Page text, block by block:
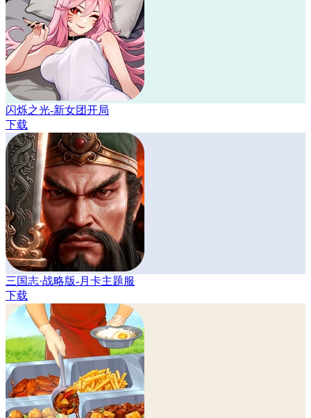
闪烁之光-新女团开局
下载
三国志·战略版-月卡主题服
下载